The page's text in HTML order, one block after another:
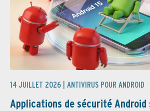
14 JUILLET 2026 | ANTIVIRUS POUR ANDROID
Applications de sécurité Android